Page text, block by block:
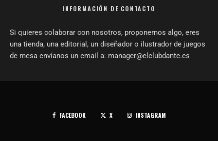
INFORMACIÓN DE CONTACTO
Si quieres colaborar con nosotros, proponernos algo, eres
una tienda, una editorial, un diseñador o ilustrador de juegos
de mesa envíanos un email a: manager@elclubdante.es
FACEBOOK X INSTAGRAM